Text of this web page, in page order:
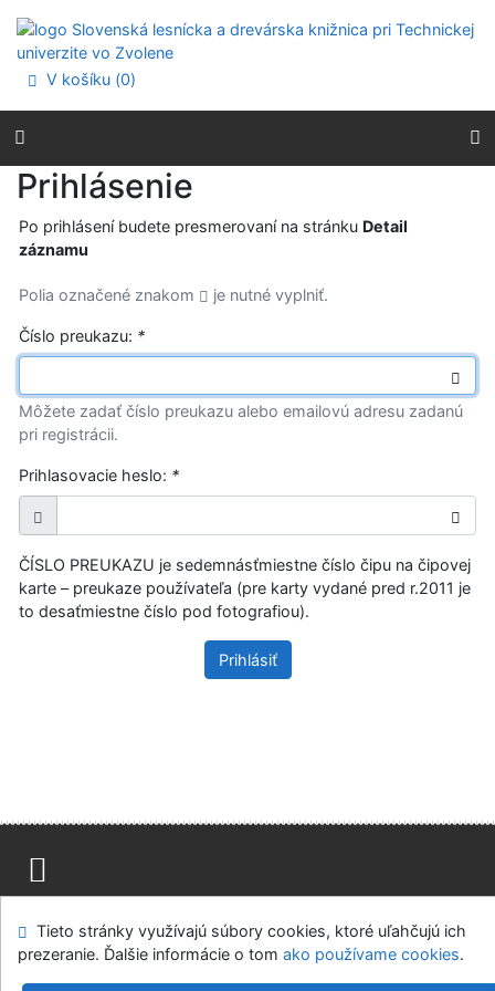
Prejsť na menu
Prehlásenie o webovej prístupnosti
V košíku (0)
Prihlásenie
Po prihlásení budete presmerovaní na stránku Detail
záznamu
Polia označené znakom je nutné vyplniť.
Číslo preukazu: *
Môžete zadať číslo preukazu alebo emailovú adresu zadanú
pri registrácii.
Prihlasovacie heslo: *
ČÍSLO PREUKAZU je sedemnásťmiestne číslo čipu na čipovej
karte – preukaze používateľa (pre karty vydané pred r.2011 je
to desaťmiestne číslo pod fotografiou).
Prihlásiť
Modul OpenSearch
Napíšte nám Nastavenie cookies
Tieto stránky využívajú súbory cookies, ktoré uľahčujú ich
prezeranie. Ďalšie informácie o tom ako používame cookies.